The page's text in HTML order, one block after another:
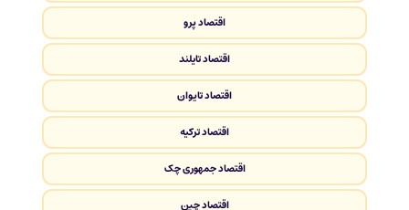
اقتصاد پرو
اقتصاد تایلند
اقتصاد تایوان
اقتصاد ترکیه
اقتصاد جمهوری چک
اقتصاد چین